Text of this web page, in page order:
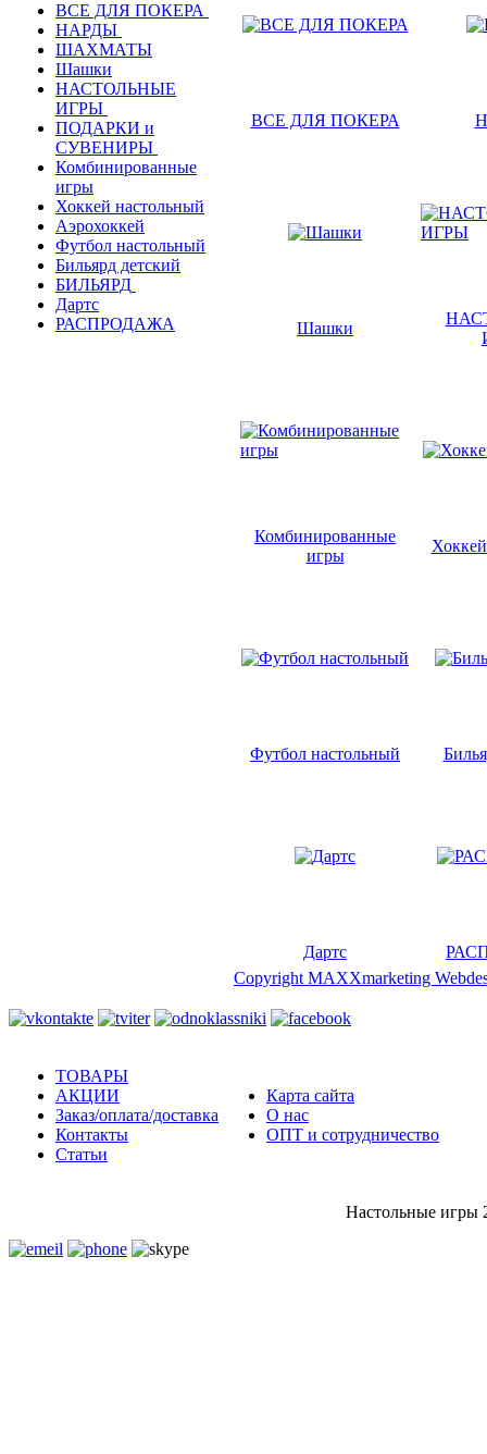
ВСЕ ДЛЯ ПОКЕРА
НАРДЫ
ШАХМАТЫ
Шашки
НАСТОЛЬНЫЕ
ИГРЫ
ПОДАРКИ и
СУВЕНИРЫ
Комбинированные
игры
Хоккей настольный
Аэрохоккей
Футбол настольный
Бильярд детский
БИЛЬЯРД
Дартс
РАСПРОДАЖА
ВСЕ ДЛЯ ПОКЕРА
Шашки
Комбинированные
игры
Футбол настольный
Дартс
Copyright MAXXmarketing
ТОВАРЫ
АКЦИИ
Заказ/оплата/доставка
Контакты
Статьи
Карта сайта
О нас
ОПТ и сотрудничество